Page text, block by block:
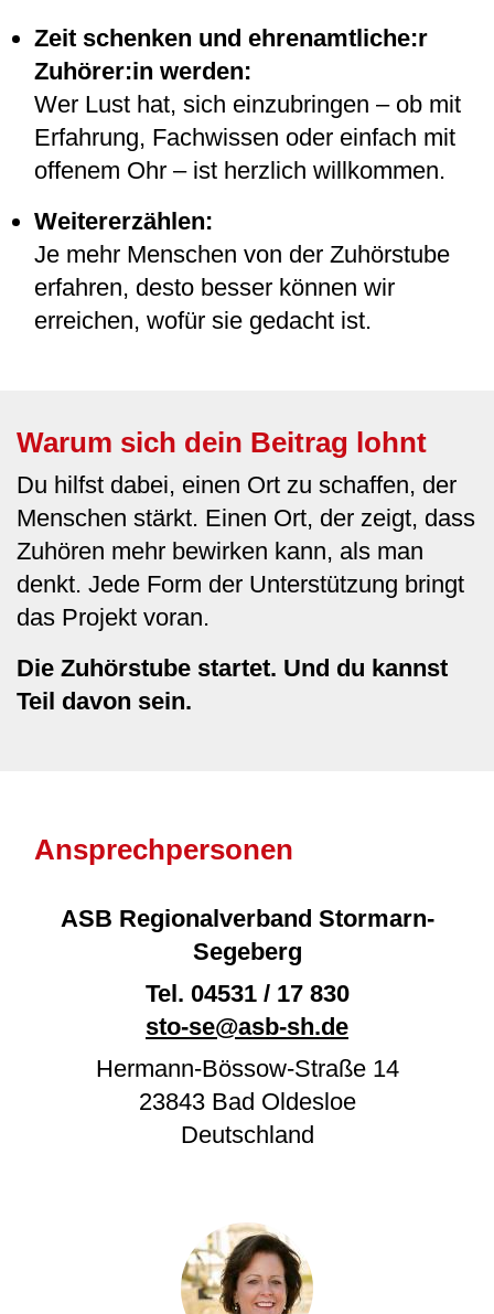
Zeit schenken und ehrenamtliche:r
Zuhörer:in werden:
Wer Lust hat, sich einzubringen – ob mit
Erfahrung, Fachwissen oder einfach mit
offenem Ohr – ist herzlich willkommen.
Weitererzählen:
Je mehr Menschen von der Zuhörstube
erfahren, desto besser können wir
erreichen, wofür sie gedacht ist.
Warum sich dein Beitrag lohnt
Du hilfst dabei, einen Ort zu schaffen, der
Menschen stärkt. Einen Ort, der zeigt, dass
Zuhören mehr bewirken kann, als man
denkt. Jede Form der Unterstützung bringt
das Projekt voran.
Die Zuhörstube startet. Und du kannst
Teil davon sein.
Ansprechpersonen
ASB Regionalverband Stormarn-
Segeberg
Tel. 04531 / 17 830
sto-se@asb-sh.de
Hermann-Bössow-Straße 14
23843 Bad Oldesloe
Deutschland